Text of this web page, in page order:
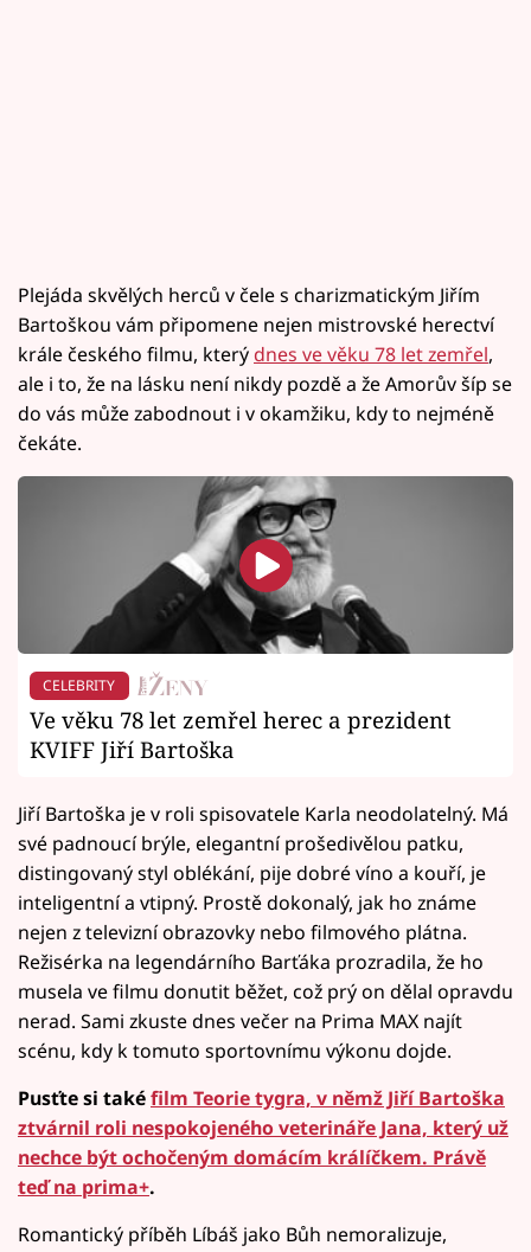
Plejáda skvělých herců v čele s charizmatickým Jiřím
Bartoškou vám připomene nejen mistrovské herectví
krále českého filmu, který dnes ve věku 78 let zemřel,
ale i to, že na lásku není nikdy pozdě a že Amorův šíp se
do vás může zabodnout i v okamžiku, kdy to nejméně
čekáte.
CELEBRITY
Ve věku 78 let zemřel herec a prezident
KVIFF Jiří Bartoška
Jiří Bartoška je v roli spisovatele Karla neodolatelný. Má
své padnoucí brýle, elegantní prošedivělou patku,
distingovaný styl oblékání, pije dobré víno a kouří, je
inteligentní a vtipný. Prostě dokonalý, jak ho známe
nejen z televizní obrazovky nebo filmového plátna.
Režisérka na legendárního Barťáka prozradila, že ho
musela ve filmu donutit běžet, což prý on dělal opravdu
nerad. Sami zkuste dnes večer na Prima MAX najít
scénu, kdy k tomuto sportovnímu výkonu dojde.
Pusťte si takéfilm Teorie tygra, v němž Jiří Bartoška
ztvárnil roli nespokojeného veterináře Jana, který už
nechce být ochočeným domácím králíčkem. Právě
teď na prima+.
Romantický příběh Líbáš jako Bůh nemoralizuje,